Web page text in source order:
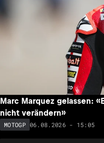
Marc Marquez gelassen:
nicht verändern»
MOTOGP 06.08.2026 - 15:05